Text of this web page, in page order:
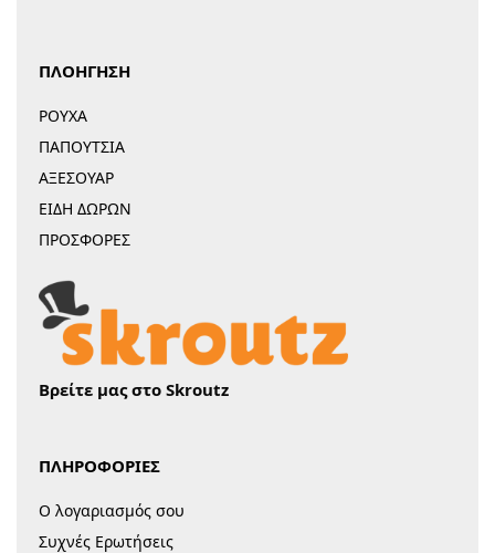
ΠΛΟΗΓΗΣΗ
ΡΟΥΧΑ
ΠΑΠΟΥΤΣΙΑ
ΑΞΕΣΟΥΑΡ
ΕΙΔΗ ΔΩΡΩΝ
ΠΡΟΣΦΟΡΕΣ
Βρείτε μας στο Skroutz
ΠΛΗΡΟΦΟΡΙΕΣ
Ο λογαριασμός σου
Συχνές Ερωτήσεις